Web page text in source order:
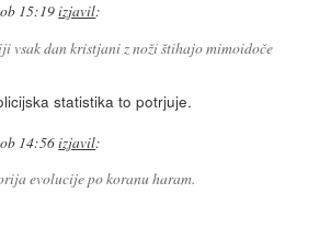
15:19izjavil:
vsak dan kristjani z noži štihajo mimoidoče
statistika to potrjuje.
14:56izjavil:
evolucije po koranu haram.